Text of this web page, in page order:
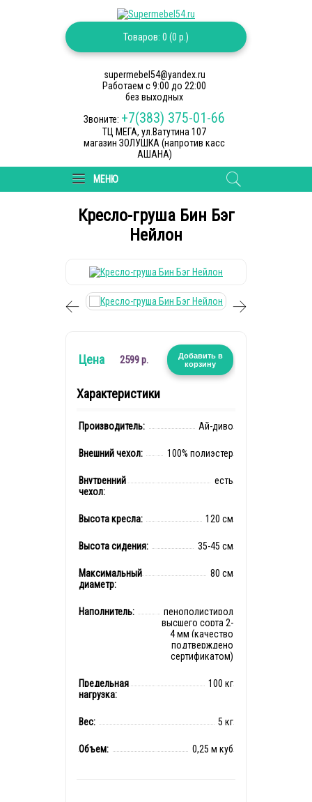
Товаров: 0 (0 р.)
supermebel54@yandex.ru
Работаем c 9:00 до 22:00
без выходных
Звоните: +7(383) 375-01-66
ТЦ МЕГА, ул.Ватутина 107
магазин ЗОЛУШКА (напротив касс
АШАНА)
МЕНЮ
Кресло-груша Бин Бэг
Нейлон
Цена 2599 р.
Добавить в
корзину
Характеристики
Производитель: Ай-диво
Внешний чехол: 100% полиэстер
Внутренний
чехол:
есть
Высота кресла: 120 см
Высота сидения: 35-45 см
Максимальный
диаметр:
80 см
Наполнитель:
пенополистирол
высшего сорта 2-
4 мм (качество
подтверждено
сертификатом)
Предельная
нагрузка:
100 кг
Вес: 5 кг
Объем: 0,25 м куб